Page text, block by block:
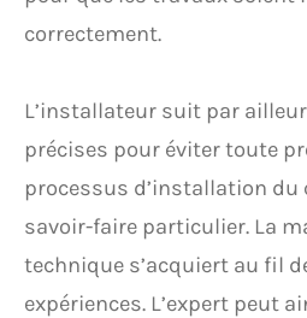
correctement.
L’installateur suit par
précises pour éviter toute
processus d’installation du
savoir-faire particulier. La
technique s’acquiert au fil
expériences. L’expert peut